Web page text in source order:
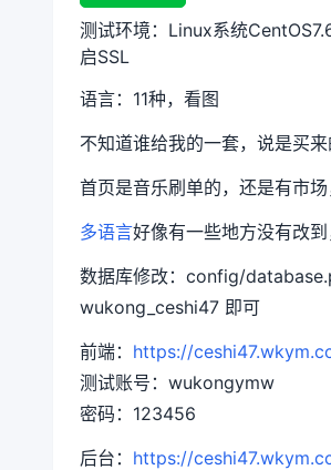
测试环境：Linux系统
启SSL
语言：11种，看图
不知道谁给我的一套，说是买
首页是音乐刷单的，还是有市
多语言好像有一些地方没有改到
数据库修改：config/
wukong_ceshi47 即可
前端： https://
测试账号：wukongymw
密码：123456
后台： https://